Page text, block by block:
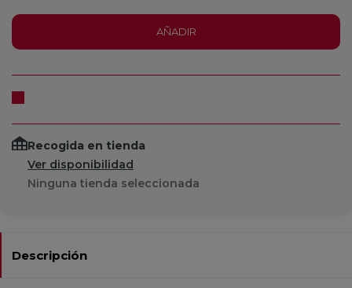
AÑADIR
Recogida en tienda
Ver disponibilidad
Ninguna tienda seleccionada
Descripción